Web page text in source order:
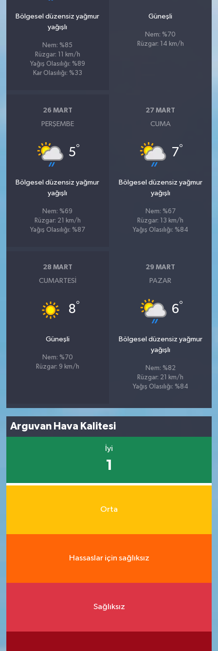
Bölgesel düzensiz yağmur
yağışlı
Nem: %85
Rüzgar: 11 km/h
Yağış Olasılığı: %89
Kar Olasılığı: %33
Güneşli
Nem: %70
Rüzgar: 14 km/h
26 MART
PERŞEMBE
5°
Bölgesel düzensiz yağmur
yağışlı
Nem: %69
Rüzgar: 21 km/h
Yağış Olasılığı: %87
27 MART
CUMA
7°
Bölgesel düzensiz yağmur
yağışlı
Nem: %67
Rüzgar: 13 km/h
Yağış Olasılığı: %84
28 MART
CUMARTESI
8°
Güneşli
Nem: %70
Rüzgar: 9 km/h
29 MART
PAZAR
6°
Bölgesel düzensiz yağmur
yağışlı
Nem: %82
Rüzgar: 21 km/h
Yağış Olasılığı: %84
Arguvan Hava Kalitesi
İyi
1
Orta
Hassaslar için sağlıksız
Sağlıksız